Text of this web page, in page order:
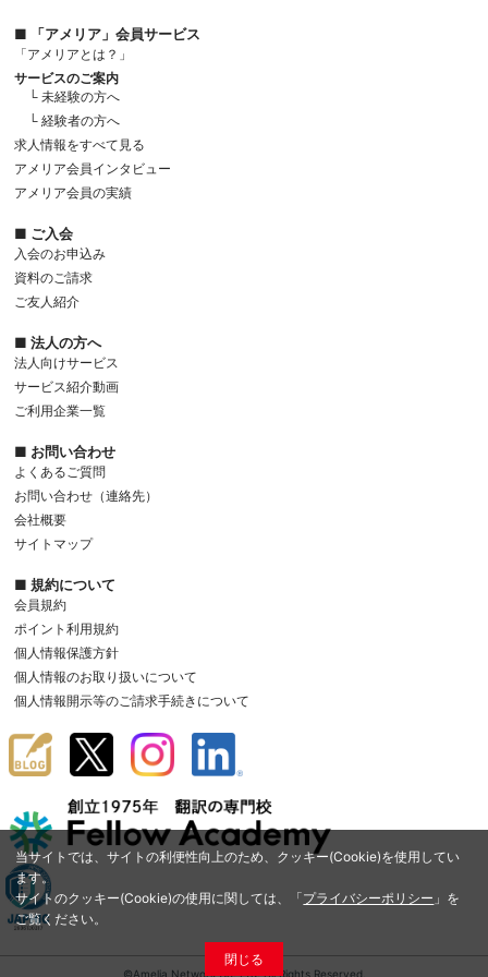
当サイトでは、サイトの利便性向上のため、クッキー(Cookie)を使用してい
ます。
サイトのクッキー(Cookie)の使用に関しては、「プライバシーポリシー 」を
ご覧ください。
閉じる
■ 「アメリア」会員サービス
「アメリアとは？」
サービスのご案内
└ 未経験の方へ
└ 経験者の方へ
求人情報をすべて見る
アメリア会員インタビュー
アメリア会員の実績
■ ご入会
入会のお申込み
資料のご請求
ご友人紹介
■ 法人の方へ
法人向けサービス
サービス紹介動画
ご利用企業一覧
■ お問い合わせ
よくあるご質問
お問い合わせ（連絡先）
会社概要
サイトマップ
■ 規約について
会員規約
ポイント利用規約
個人情報保護方針
個人情報のお取り扱いについて
個人情報開示等のご請求手続きについて
©Amelia Network Co.,Ltd. All Rights Reserved.